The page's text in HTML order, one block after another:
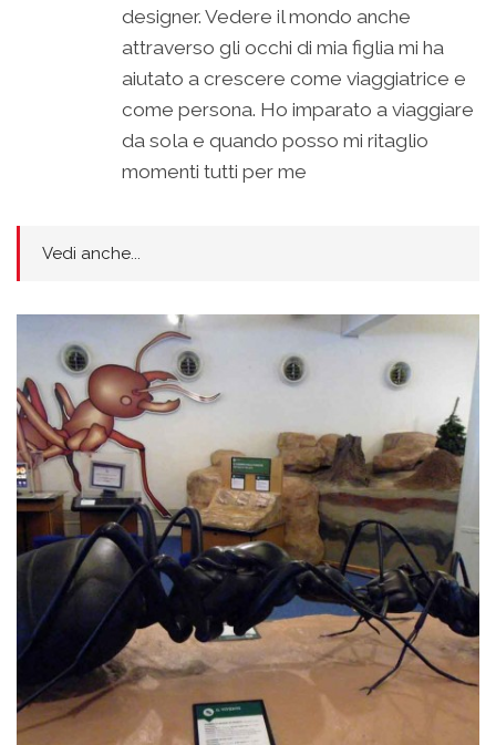
designer. Vedere il mondo anche
attraverso gli occhi di mia figlia mi ha
aiutato a crescere come viaggiatrice e
come persona. Ho imparato a viaggiare
da sola e quando posso mi ritaglio
momenti tutti per me
Vedi anche...